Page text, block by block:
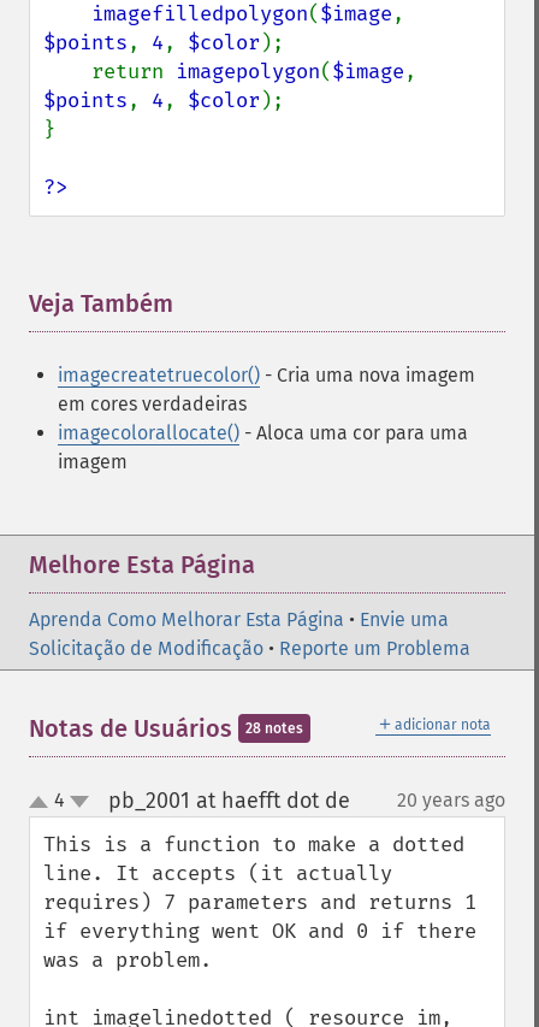
imagefilledpolygon($image
$points, 4, $color );
    return
imagepolygon($image
$points, 4, $color );
}
?>
Veja Também
imagecreatetruecolor() - Cria uma nova imagem
em cores verdadeiras
imagecolorallocate() - Aloca uma cor para uma
imagem
Melhore Esta Página
Aprenda Como Melhorar Esta Página • Envie uma
Solicitação de Modificação • Reporte um Problema
＋ adicionar nota
Notas de Usuários 28 notes
up
down
4 pb_2001 at haefft dot de 20 years ago
This is a function to make a dotted
line. It accepts (it actually
requires) 7 parameters and returns 1
if everything went OK and 0 if there
was a problem.
int imagelinedotted ( resource im,